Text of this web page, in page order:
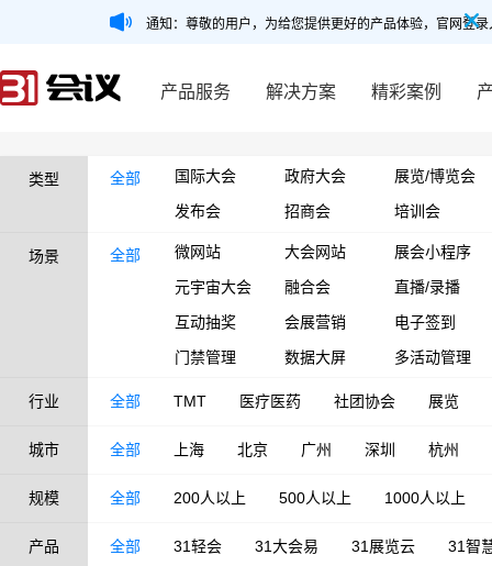
通知：尊敬的用户，为给您提供更好的产品体验，官网登
产品服务 解决方案 精彩案例
类型 全部 国际大会 政府大会
展览/博览会
发布会
招商会 培训会
场景 全部 微网站 大会网站
展会小程序
元宇宙大会
融合会
直播/录播
互动抽奖
会展营销
电子签到
门禁管理
数据大屏 多活动管理
行业 全部 TMT 医疗医药 社团协会 展览
城市 全部 上海 北京 广州 深圳 杭州
规模 全部 200人以上 500人以上 1000人以上
产品 全部 31轻会 31大会易 31展览云 31智